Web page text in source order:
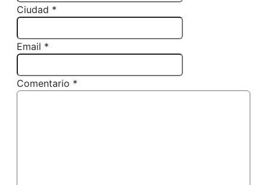
Ciudad *
Email *
Comentario *